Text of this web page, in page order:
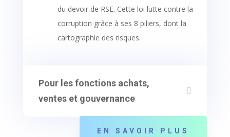
du devoir de RSE. Cette loi lutte contre la
corruption grâce à ses 8 piliers, dont la
cartographie des risques.
Pour les fonctions achats,
ventes et gouvernance
EN SAVOIR PLUS